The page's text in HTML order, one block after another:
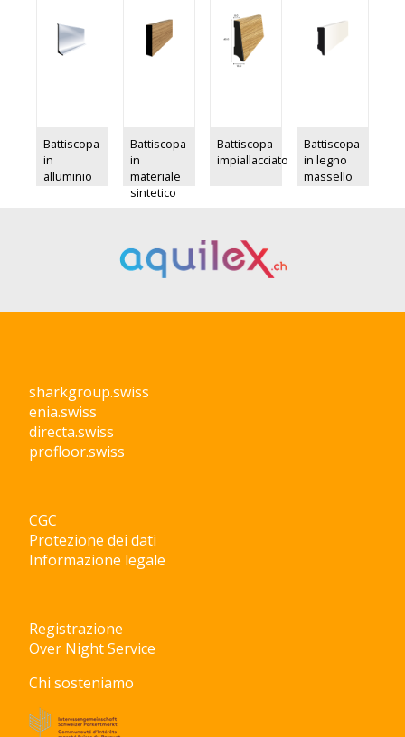
Battiscopa
in
alluminio
Battiscopa
in
materiale
sintetico
Battiscopa
impiallacciato
Battiscopa
in legno
massello
sharkgroup.swiss
enia.swiss
directa.swiss
profloor.swiss
CGC
Protezione dei dati
Informazione legale
Registrazione
Over Night Service
Chi sosteniamo